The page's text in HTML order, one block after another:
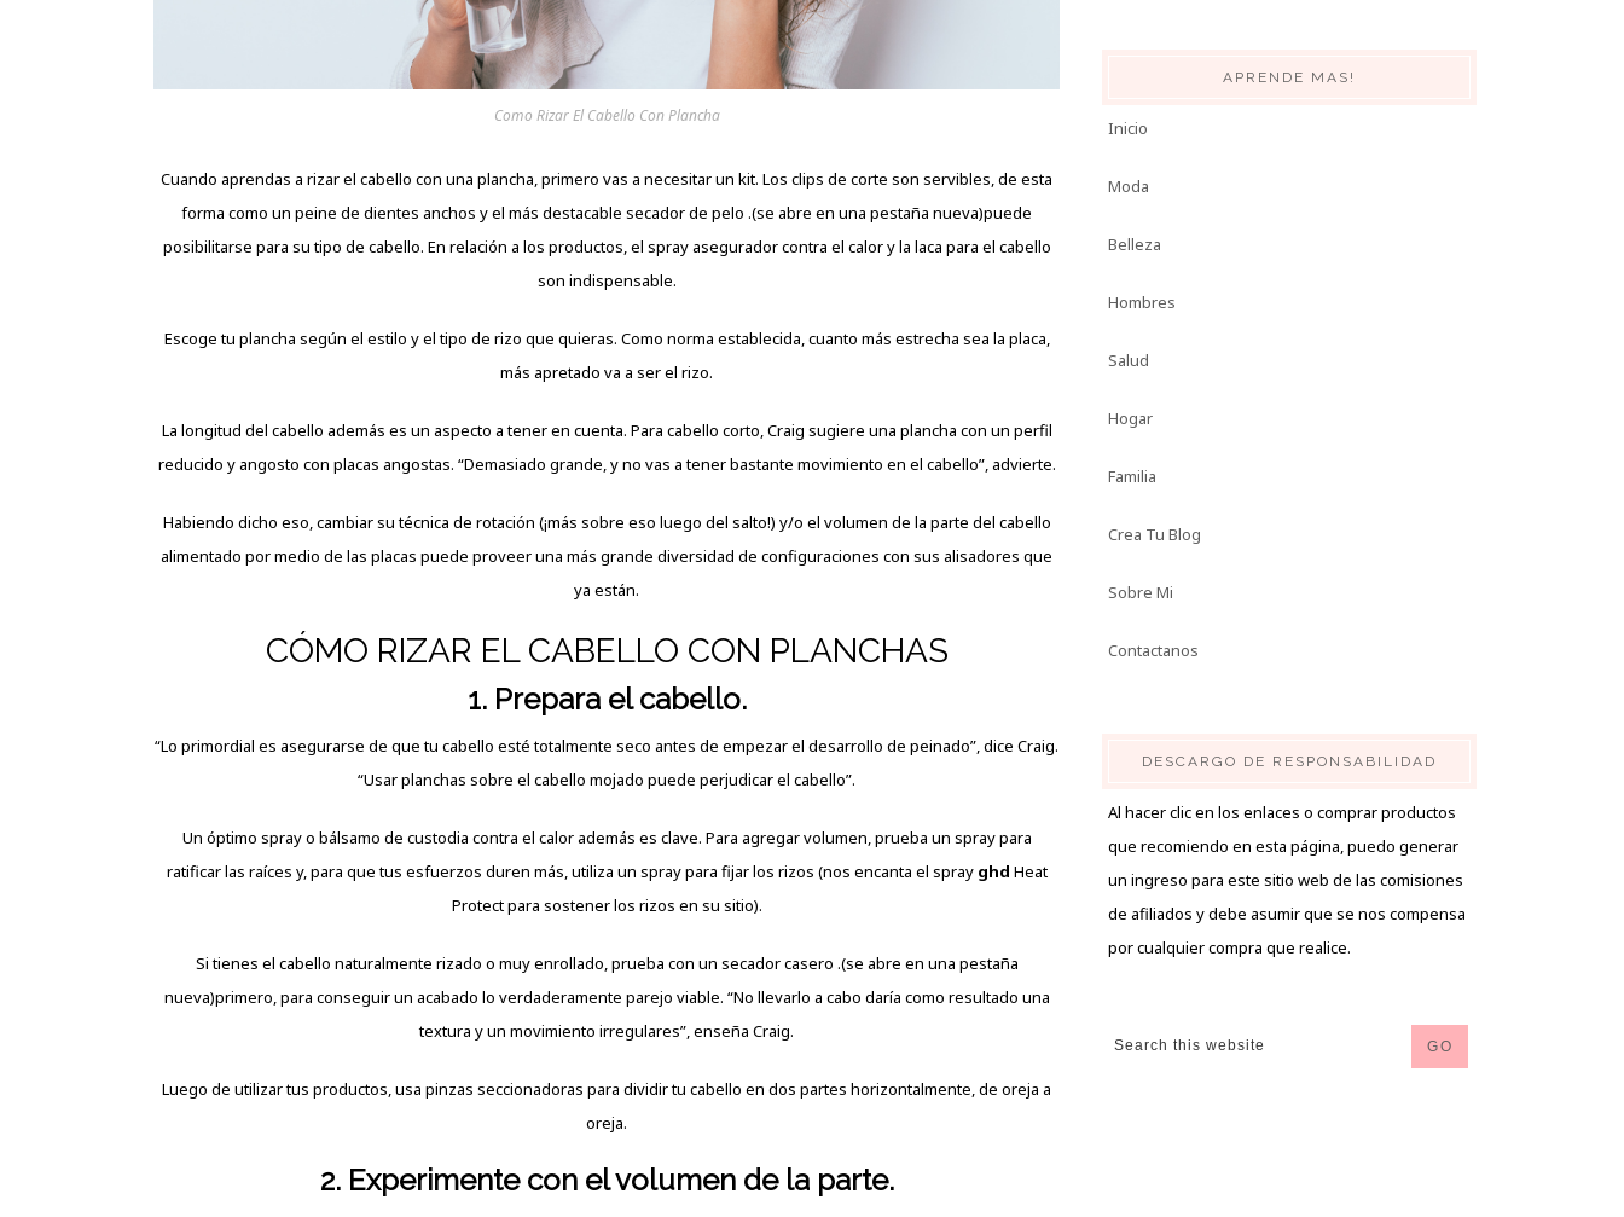
Como Rizar El Cabello Con Plancha
Cuando aprendas a rizar el cabello con una plancha, primero vas a necesitar un kit. Los clips de corte son servibles, de esta
forma como un peine de dientes anchos y el más destacable secador de pelo .(se abre en una pestaña nueva)puede
posibilitarse para su tipo de cabello. En relación a los productos, el spray asegurador contra el calor y la laca para el cabello
son indispensable.
Escoge tu plancha según el estilo y el tipo de rizo que quieras. Como norma establecida, cuanto más estrecha sea la placa,
más apretado va a ser el rizo.
La longitud del cabello además es un aspecto a tener en cuenta. Para cabello corto, Craig sugiere una plancha con un perfil
reducido y angosto con placas angostas. “Demasiado grande, y no vas a tener bastante movimiento en el cabello”, advierte.
Habiendo dicho eso, cambiar su técnica de rotación (¡más sobre eso luego del salto!) y/o el volumen de la parte del cabello
alimentado por medio de las placas puede proveer una más grande diversidad de configuraciones con sus alisadores que
ya están.
CÓMO RIZAR EL CABELLO CON PLANCHAS
1. Prepara el cabello.
“Lo primordial es asegurarse de que tu cabello esté totalmente seco antes de empezar el desarrollo de peinado”, dice Craig.
“Usar planchas sobre el cabello mojado puede perjudicar el cabello”.
Un óptimo spray o bálsamo de custodia contra el calor además es clave. Para agregar volumen, prueba un spray para
ratificar las raíces y, para que tus esfuerzos duren más, utiliza un spray para fijar los rizos (nos encanta el spray ghd Heat
Protect para sostener los rizos en su sitio).
Si tienes el cabello naturalmente rizado o muy enrollado, prueba con un secador casero .(se abre en una pestaña
nueva)primero, para conseguir un acabado lo verdaderamente parejo viable. “No llevarlo a cabo daría como resultado una
textura y un movimiento irregulares”, enseña Craig.
Luego de utilizar tus productos, usa pinzas seccionadoras para dividir tu cabello en dos partes horizontalmente, de oreja a
oreja.
2. Experimente con el volumen de la parte.
APRENDE MAS!
Inicio
Moda
Belleza
Hombres
Salud
Hogar
Familia
Crea Tu Blog
Sobre Mi
Contactanos
DESCARGO DE RESPONSABILIDAD
Al hacer clic en los enlaces o comprar productos
que recomiendo en esta página, puedo generar
un ingreso para este sitio web de las comisiones
de afiliados y debe asumir que se nos compensa
por cualquier compra que realice.